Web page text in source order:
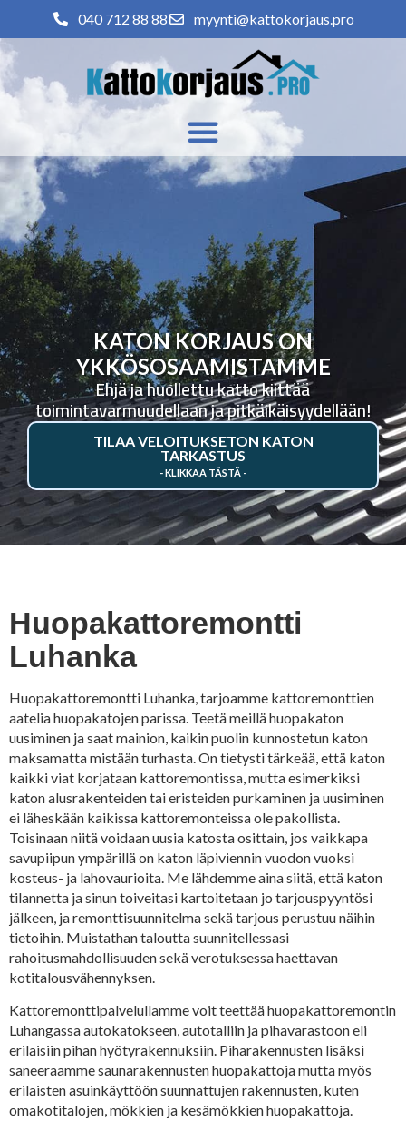
040 712 88 88 myynti@kattokorjaus.pro
KATON KORJAUS ON
YKKÖSOSAAMISTAMME
Ehjä ja huollettu katto kiittää
toimintavarmuudellaan ja pitkäikäisyydellään!
TILAA VELOITUKSETON KATON
TARKASTUS
Huopakattoremontti
Luhanka
Huopakattoremontti Luhanka, tarjoamme kattoremonttien
aatelia huopakatojen parissa. Teetä meillä huopakaton
uusiminen ja saat mainion, kaikin puolin kunnostetun katon
maksamatta mistään turhasta. On tietysti tärkeää, että katon
kaikki viat korjataan kattoremontissa, mutta esimerkiksi
katon alusrakenteiden tai eristeiden purkaminen ja uusiminen
ei läheskään kaikissa kattoremonteissa ole pakollista.
Toisinaan niitä voidaan uusia katosta osittain, jos vaikkapa
savupiipun ympärillä on katon läpiviennin vuodon vuoksi
kosteus- ja lahovaurioita. Me lähdemme aina siitä, että katon
tilannetta ja sinun toiveitasi kartoitetaan jo tarjouspyyntösi
jälkeen, ja remonttisuunnitelma sekä tarjous perustuu näihin
tietoihin. Muistathan taloutta suunnitellessasi
rahoitusmahdollisuuden sekä verotuksessa haettavan
kotitalousvähennyksen.
Kattoremonttipalvelullamme voit teettää huopakattoremontin
Luhangassa autokatokseen, autotalliin ja pihavarastoon eli
erilaisiin pihan hyötyrakennuksiin. Piharakennusten lisäksi
saneeraamme saunarakennusten huopakattoja mutta myös
erilaisten asuinkäyttöön suunnattujen rakennusten, kuten
omakotitalojen, mökkien ja kesämökkien huopakattoja.